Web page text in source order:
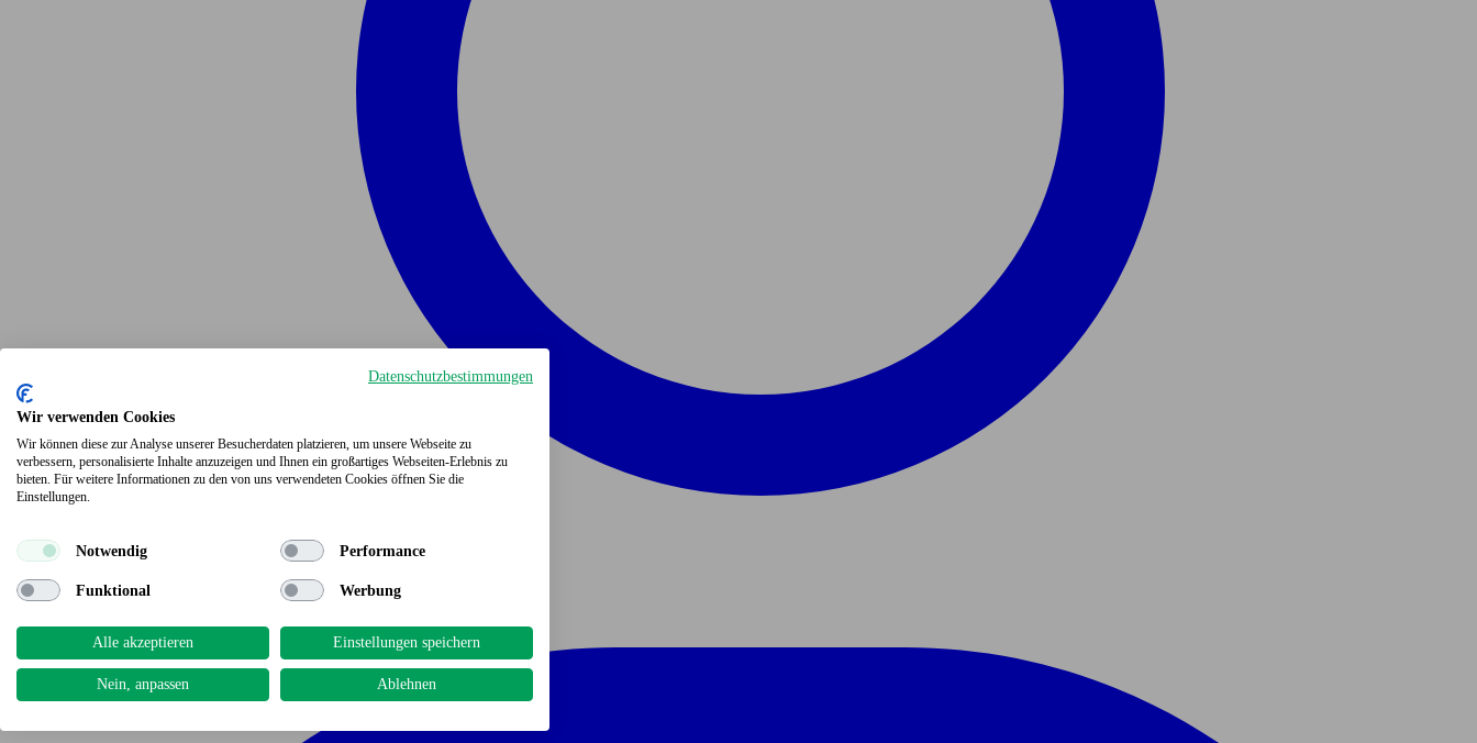
Datenschutzbestimmungen
Wir verwenden Cookies
Wir können diese zur Analyse unserer Besucherdaten platzieren, um unsere Webseite zu
verbessern, personalisierte Inhalte anzuzeigen und Ihnen ein großartiges Webseiten-Erlebnis zu
bieten. Für weitere Informationen zu den von uns verwendeten Cookies öffnen Sie die
Einstellungen.
Notwendig Performance
Funktional Werbung
Alle akzeptieren Einstellungen speichern
Nein, anpassen Ablehnen